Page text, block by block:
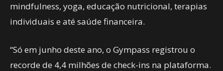
mindfulness, yoga, educação nutricional, terapias
individuais e até saúde financeira.
“Só em junho deste ano, o Gympass registrou o
recorde de 4,4 milhões de check-ins na plataforma.